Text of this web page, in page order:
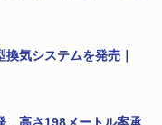
気システムを発売｜
、高さ198メートル案承